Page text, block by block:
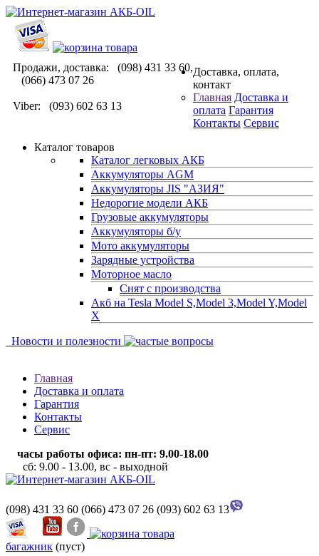
Продажи, доставка: (098) 431 33 60,
(066) 473 07 26
Viber: (093) 602 63 13
Доставка, оплата,
контакт
Главная Доставка и
оплата Гарантия
Контакты Сервис
Каталог товаров
Каталог легковых АКБ
Аккумуляторы AGM
Аккумуляторы JIS "АЗИЯ"
Недорогие модели АКБ
Грузовые аккумуляторы
Аккумуляторы б/у
Мото аккумуляторы
Зарядные устройства
Моторное масло
Снят с производства
Акб на Tesla Model S,Model 3,Model Y,Model
X
Новости и полезности
Главная
Доставка и оплата
Гарантия
Контакты
Сервис
часы работы офиса: пн-пт: 9.00-18.00
сб: 9.00 - 13.00, вс - выходной
(098) 431 33 60 (066) 473 07 26 (093) 602 63 13
багажник (пуст)